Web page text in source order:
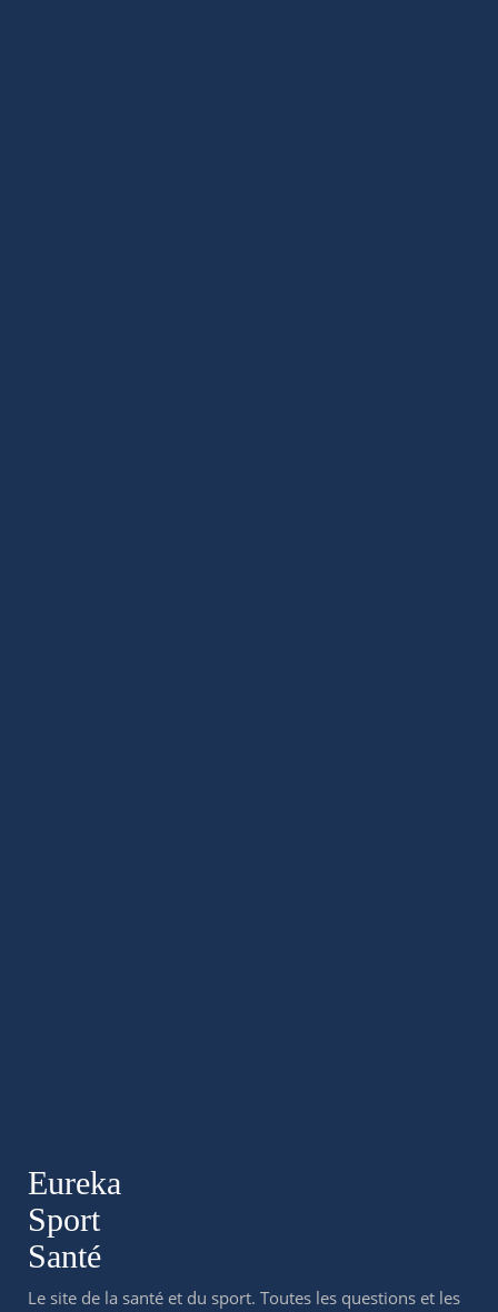
Eureka
Sport
Santé
Le site de la santé et du sport. Toutes les questions et les